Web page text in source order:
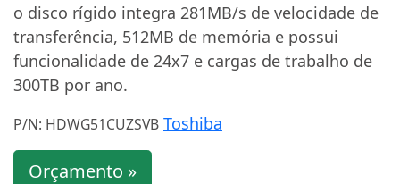
o disco rígido integra 281MB/s de velocidade de
transferência, 512MB de memória e possui
funcionalidade de 24x7 e cargas de trabalho de
300TB por ano.
P/N: HDWG51CUZSVB Toshiba
Orçamento »